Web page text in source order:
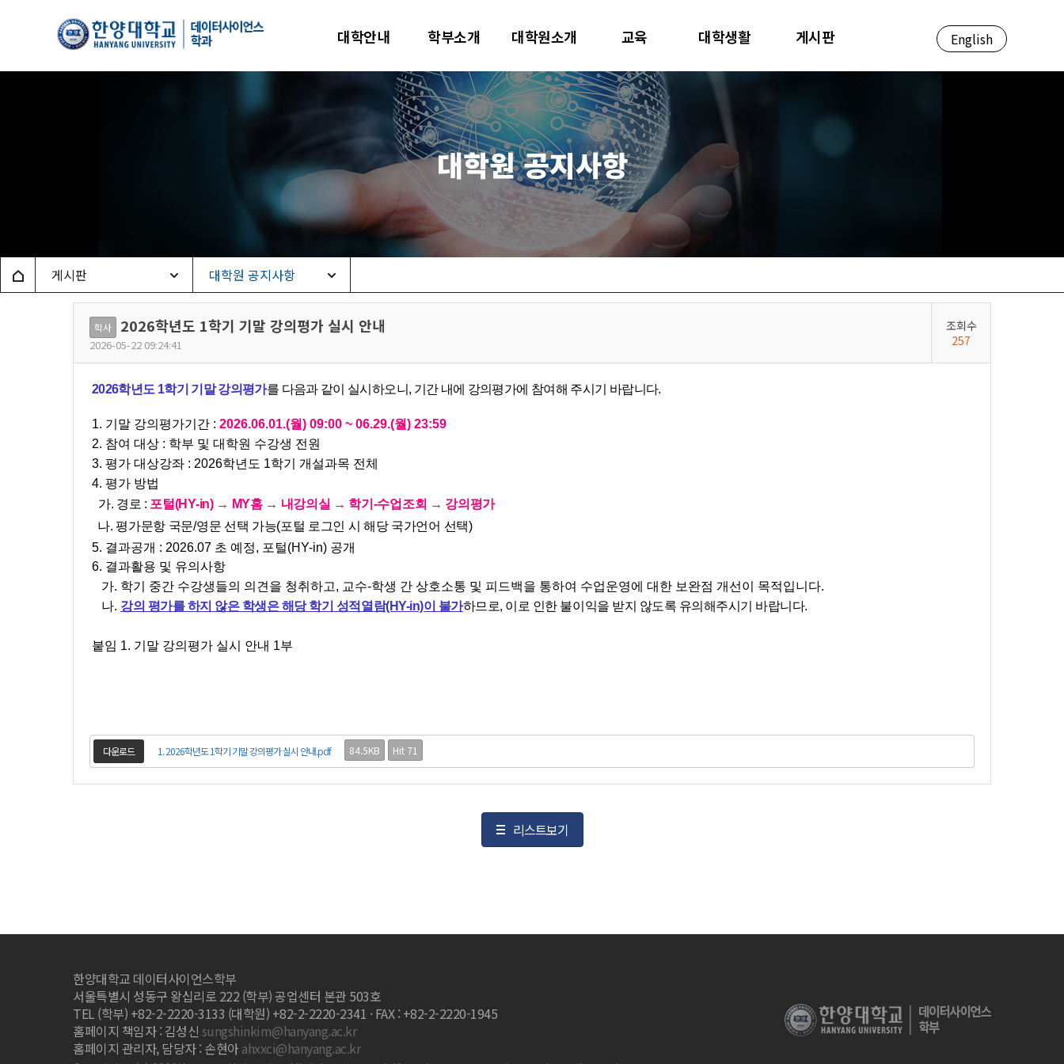
한양대학교
대학안내 학부소개 대학원소개 교육 대학생활 게시판 English
대학원 공지사항
Home 게시판 대학원 공지사항
학사 2026학년도 1학기 기말 강의평가 실시 안내
2026-05-22 09:24:41
조회수
257
2026학년도 1학기 기말 강의평가를 다음과 같이 실시하오니, 기간 내에 강의평가에 참여해 주시기 바랍니다.
1. 기말 강의평가기간 : 2026.06.01.(월) 09:00 ~ 06.29.(월) 23:59
2. 참여 대상 : 학부 및 대학원 수강생 전원
3. 평가 대상강좌 : 2026학년도 1학기 개설과목 전체
4. 평가 방법
가. 경로 : 포털(HY-in) → MY홈 → 내강의실 → 학기-수업조회 → 강의평가
나. 평가문항 국문/영문 선택 가능(포털 로그인 시 해당 국가언어 선택)
5. 결과공개 : 2026.07 초 예정, 포털(HY-in) 공개
6. 결과활용 및 유의사항
가. 학기 중간 수강생들의 의견을 청취하고, 교수-학생 간 상호소통 및 피드백을 통하여 수업운영에 대한 보완점 개선이 목적입니다.
나. 강의 평가를 하지 않은 학생은 해당 학기 성적열람(HY-in)이 불가하므로, 이로 인한 불이익을 받지 않도록 유의해주시기 바랍니다.
붙임 1. 기말 강의평가 실시 안내 1부
다운로드 1. 2026학년도 1학기 기말 강의평가 실시 안내.pdf 84.5KB Hit 71
리스트보기
한양대학교 데이터사이언스학부
서울특별시 성동구 왕십리로 222 (학부) 공업센터 본관 503호
TEL (학부) +82-2-2220-3133 (대학원) +82-2-2220-2341 · FAX : +82-2-2220-1945
홈페이지 책임자 : 김성신 sungshinkim@hanyang.ac.kr
홈페이지 관리자, 담당자 : 손현아ahxxci@hanyang.ac.kr